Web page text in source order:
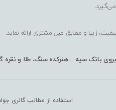
زیبا و مطابق میل مشتری ارائه نماید.
بانک سپه – هنرکده سنگ، طلا و نقره
استفاده از مطالب گالری